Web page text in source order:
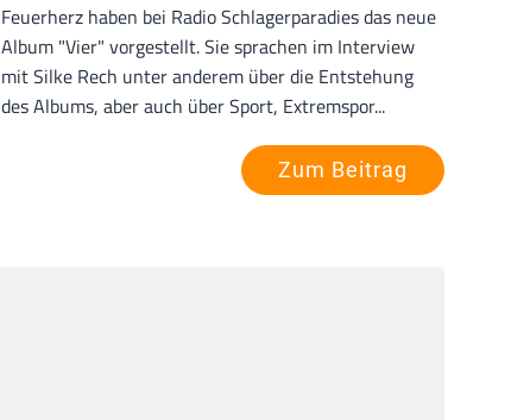
Feuerherz haben bei Radio Schlagerparadies das neue
Album "Vier" vorgestellt. Sie sprachen im Interview
mit Silke Rech unter anderem über die Entstehung
des Albums, aber auch über Sport, Extremspor...
Zum Beitrag